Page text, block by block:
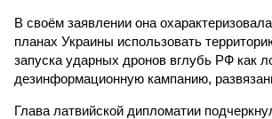
В своём заявлении она
планах Украины использовать
запуска ударных дронов вглубь РФ как
дезинформационную кампанию,
Глава латвийской дипломатии